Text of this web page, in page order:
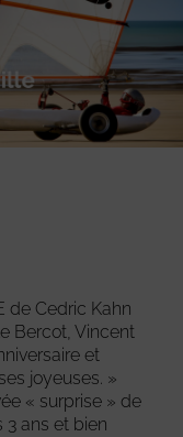
de Cedric Kahn
Bercot, Vincent
et
joyeuses. »
« surprise » de
3 ans et bien